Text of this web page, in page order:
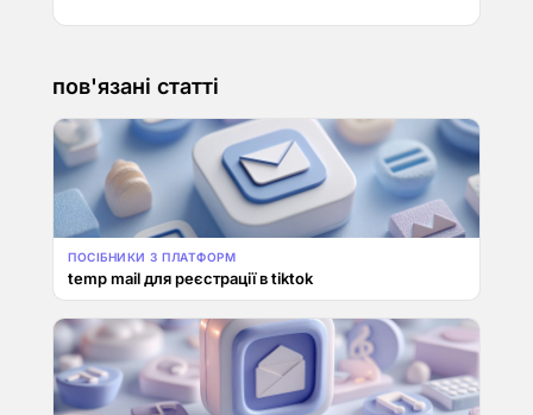
пов'язані статті
ПОСІБНИКИ З ПЛАТФОРМ
temp mail для реєстрації в tiktok